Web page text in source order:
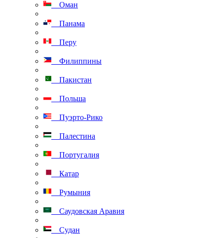
Оман
Панама
Перу
Филиппины
Пакистан
Польша
Пуэрто-Рико
Палестина
Португалия
Катар
Румыния
Саудовская Аравия
Судан